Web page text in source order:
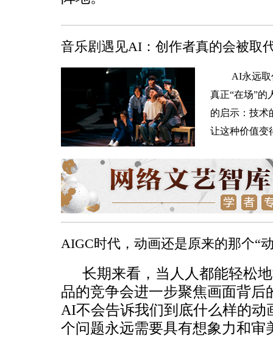
音乐剧遇见AI：创作者真的会被取
AI永远
真正“在场”的
的启示：技术
让这种价值变
AIGC时代，动画还是原来的那个“
长期来看，当人人都能轻松
品的竞争会进一步聚焦画面背
AI不会告诉我们到底什么样的
个问题永远需要具有想象力和审